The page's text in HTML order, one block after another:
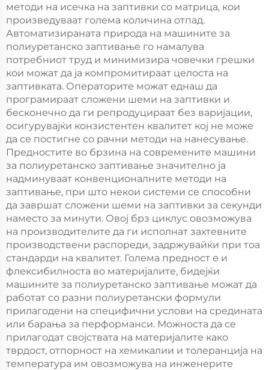
методи на исечка на заптивки со матрица, кои
произведуваат голема количина отпад.
Автоматизираната природа на машините за
полиуретанско заптивање го намалува
потребниот труд и минимизира човечки грешки
кои можат да ја компромитираат целоста на
заптивката. Операторите можат еднаш да
програмираат сложени шеми на заптивки и
бесконечно да ги репродуцираат без варијации,
осигурувајќи конзистентен квалитет кој не може
да се постигне со рачни методи на нанесување.
Предностите во брзина на современите машини
за полиуретанско заптивање значително ја
надминуваат конвенционалните методи на
заптивање, при што некои системи се способни
да завршат сложени шеми на заптивки за секунди
наместо за минути. Овој брз циклус овозможува
на производителите да ги исполнат захтевните
производствени распореди, задржувайќи при тоа
стандарди на квалитет. Голема предност е и
флексибилноста во материјалите, бидејќи
машините за полиуретанско заптивање можат да
работат со разни полиуретански формули
прилагодени на специфични услови на средината
или барања за перформанси. Можноста да се
прилагодат својствата на материјалите како
тврдост, отпорност на хемикалии и толеранција на
температура им овозможува на инженерите